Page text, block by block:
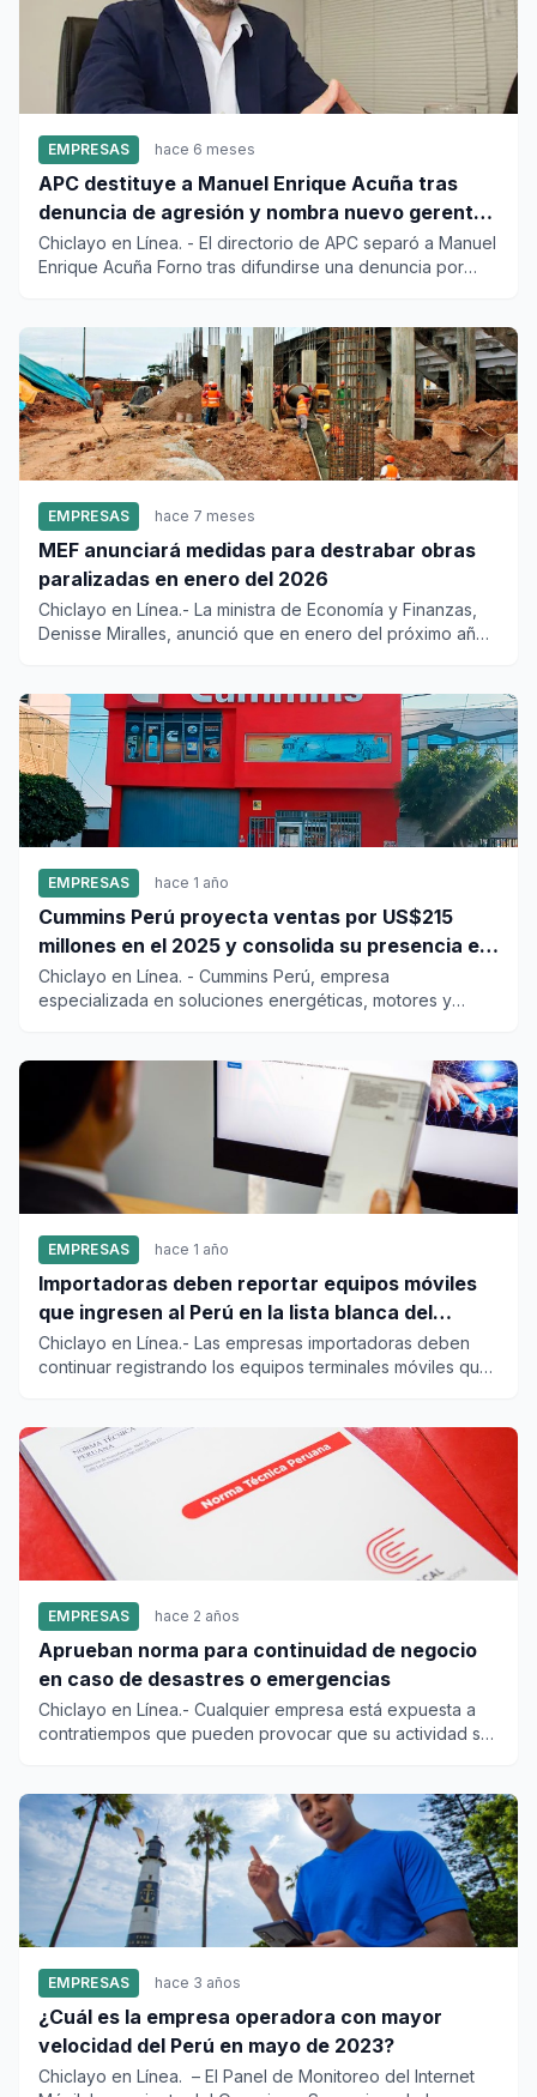
EMPRESAS hace 6 meses
APC destituye a Manuel Enrique Acuña tras
denuncia de agresión y nombra nuevo gerente
general
Chiclayo en Línea. - El directorio de APC separó a Manuel
Enrique Acuña Forno tras difundirse una denuncia por
EMPRESAS hace 7 meses
MEF anunciará medidas para destrabar obras
paralizadas en enero del 2026
Chiclayo en Línea.- La ministra de Economía y Finanzas,
Denisse Miralles, anunció que en enero del próximo año
EMPRESAS hace 1 año
Cummins Perú proyecta ventas por US$215
millones en el 2025 y consolida su presencia en
el país
Chiclayo en Línea. - Cummins Perú, empresa
especializada en soluciones energéticas, motores y
EMPRESAS hace 1 año
Importadoras deben reportar equipos móviles
que ingresen al Perú en la lista blanca del
Registro Nacional
Chiclayo en Línea.- Las empresas importadoras deben
continuar registrando los equipos terminales móviles que
EMPRESAS hace 2 años
Aprueban norma para continuidad de negocio
en caso de desastres o emergencias
Chiclayo en Línea.- Cualquier empresa está expuesta a
contratiempos que pueden provocar que su actividad se
EMPRESAS hace 3 años
¿Cuál es la empresa operadora con mayor
velocidad del Perú en mayo de 2023?
Chiclayo en Línea. – El Panel de Monitoreo del Internet